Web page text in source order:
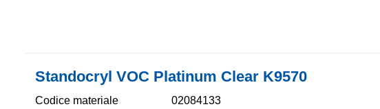
Standocryl VOC Platinum Clear K9570
Codice materiale 02084133